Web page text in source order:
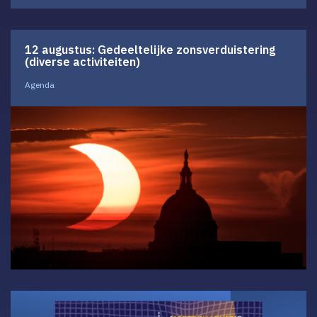
12 augustus: Gedeeltelijke zonsverduistering
(diverse activiteiten)
Agenda